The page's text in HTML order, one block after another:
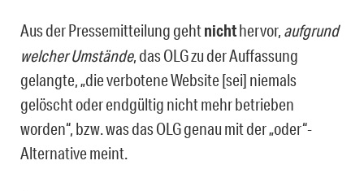
Aus der Pressemitteilung gehtnichthervor, aufgrund
welcher Umstände, das OLG zu der Auffassung
gelangte, „die verbotene Website [sei] niemals
gelöscht oder endgültig nicht mehr betrieben
worden“, bzw. was das OLG genau mit der „oder“-
Alternative meint.